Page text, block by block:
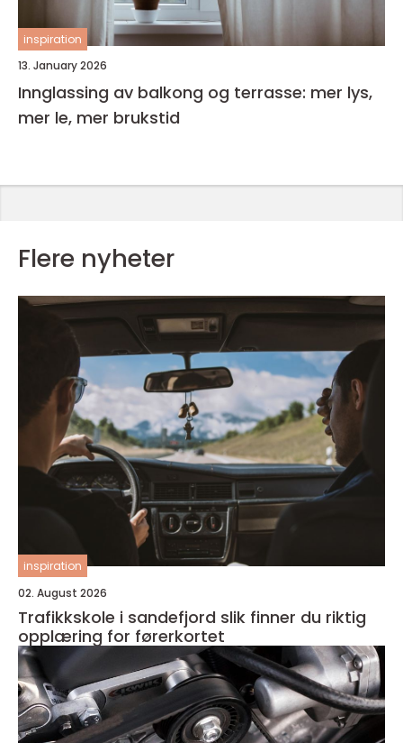
inspiration
13. January 2026
Innglassing av balkong og terrasse: mer lys,
mer le, mer brukstid
Flere nyheter
inspiration
02. August 2026
Trafikkskole i sandefjord slik finner du riktig
opplæring for førerkortet